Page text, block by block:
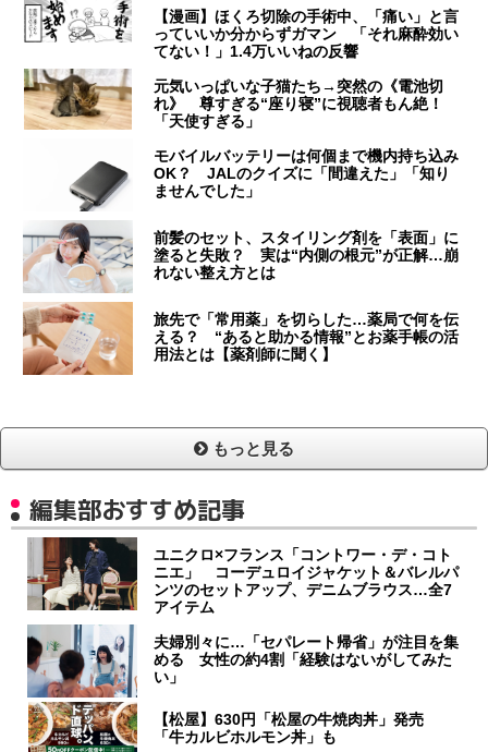
【漫画】ほくろ切除の手術中、「痛い」と言
っていいか分からずガマン 「それ麻酔効い
てない！」1.4万いいねの反響
元気いっぱいな子猫たち→突然の《電池切
れ》 尊すぎる“座り寝”に視聴者もん絶！
「天使すぎる」
モバイルバッテリーは何個まで機内持ち込み
OK？ JALのクイズに「間違えた」「知り
ませんでした」
前髪のセット、スタイリング剤を「表面」に
塗ると失敗？ 実は“内側の根元”が正解…崩
れない整え方とは
旅先で「常用薬」を切らした…薬局で何を伝
える？ “あると助かる情報”とお薬手帳の活
用法とは【薬剤師に聞く】
もっと見る
編集部おすすめ記事
ユニクロ×フランス「コントワー・デ・コト
ニエ」 コーデュロイジャケット＆バレルパ
ンツのセットアップ、デニムブラウス…全7
アイテム
夫婦別々に…「セパレート帰省」が注目を集
める 女性の約4割「経験はないがしてみた
い」
【松屋】630円「松屋の牛焼肉丼」発売
「牛カルビホルモン丼」も